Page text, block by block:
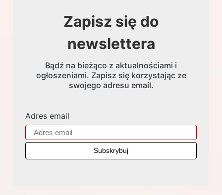
Zapisz się do
newslettera
Bądź na bieżąco z aktualnościami i
ogłoszeniami. Zapisz się korzystając ze
swojego adresu email.
Adres email